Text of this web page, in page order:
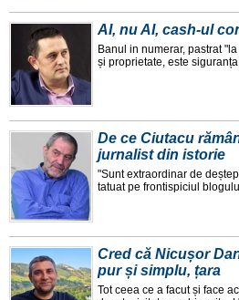
AI, nu AI, cash-ul
Banul in numerar, pastrat
și proprietate, este
De ce Ciutacu
jurnalist din istorie
"Sunt extraordinar de
tatuat pe frontispiciul
Cred că Nicușor
pur și simplu, țara
Tot ceea ce a facut și face